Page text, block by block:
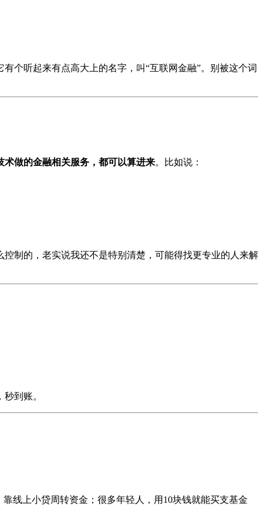
个听起来有点高大上的名字，叫“互联网金融”。别被这个词
做的金融相关服务，都可以算进来。比如说：
制的，老实说我还不是特别清楚，可能得找更专业的人来解
到账。
线上小贷周转资金；很多年轻人，用10块钱就能买支基金